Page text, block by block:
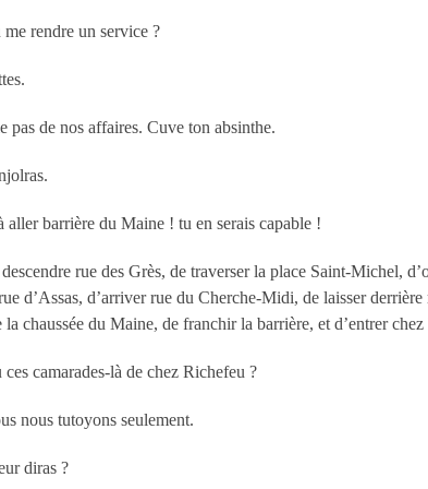
rendre un service ?
pas de nos affaires. Cuve ton absinthe.
aller barrière du Maine ! tu en serais capable !
rue des Grès, de traverser la place Saint-Michel,
d’Assas, d’arriver rue du Cherche-Midi, de laisser
chaussée du Maine, de franchir la barrière, et d’entrer
camarades-là de chez Richefeu ?
nous tutoyons seulement.
diras ?